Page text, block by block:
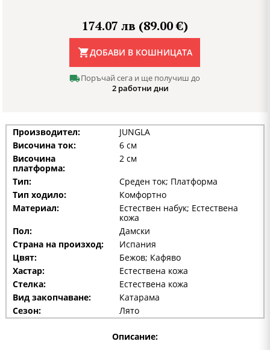
174.07 лв (89.00 €)
ДОБАВИ В КОШНИЦАТА
Поръчай сега и ще получиш до
2 работни дни
Производител:
JUNGLA
Височина ток:
6 см
Височина
платформа:
2 см
Тип:
Среден ток; Платформа
Тип ходило:
Комфортно
Материал:
Естествен набук; Естествена
кожа
Пол:
Дамски
Страна на произход:
Испания
Цвят:
Бежов; Кафяво
Хастар:
Естествена кожа
Стелка:
Естествена кожа
Вид закопчаване:
Катарама
Сезон:
Лято
Описание: